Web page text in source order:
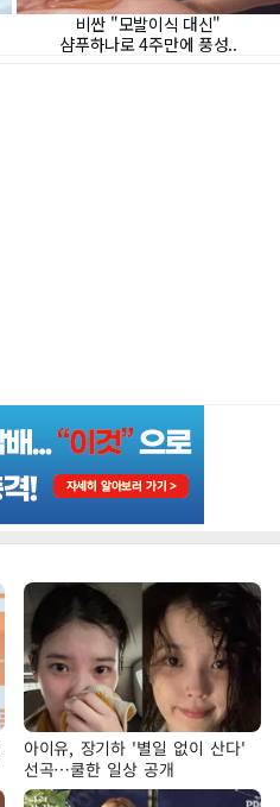
아이유, 장기하 '별일 없이 산다'
선곡…쿨한 일상 공개